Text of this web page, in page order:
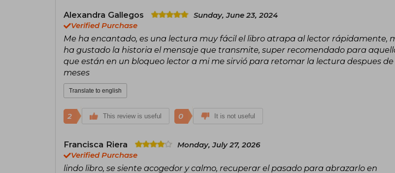
Alexandra Gallegos
Sunday, June 23, 2024
Verified Purchase
Me ha encantado, es una lectura muy fácil el libro atrapa al lector rápidamente,
ha gustado la historia el mensaje que transmite, super recomendado para
que están en un bloqueo lector a mi me sirvió para retomar la lectura despues de
meses
Translate to english
2 This review is useful 0 It is not useful
Francisca Riera
Monday, July 27, 2026
Verified Purchase
lindo libro, se siente acogedor y calmo, recuperar el pasado para abrazarlo en